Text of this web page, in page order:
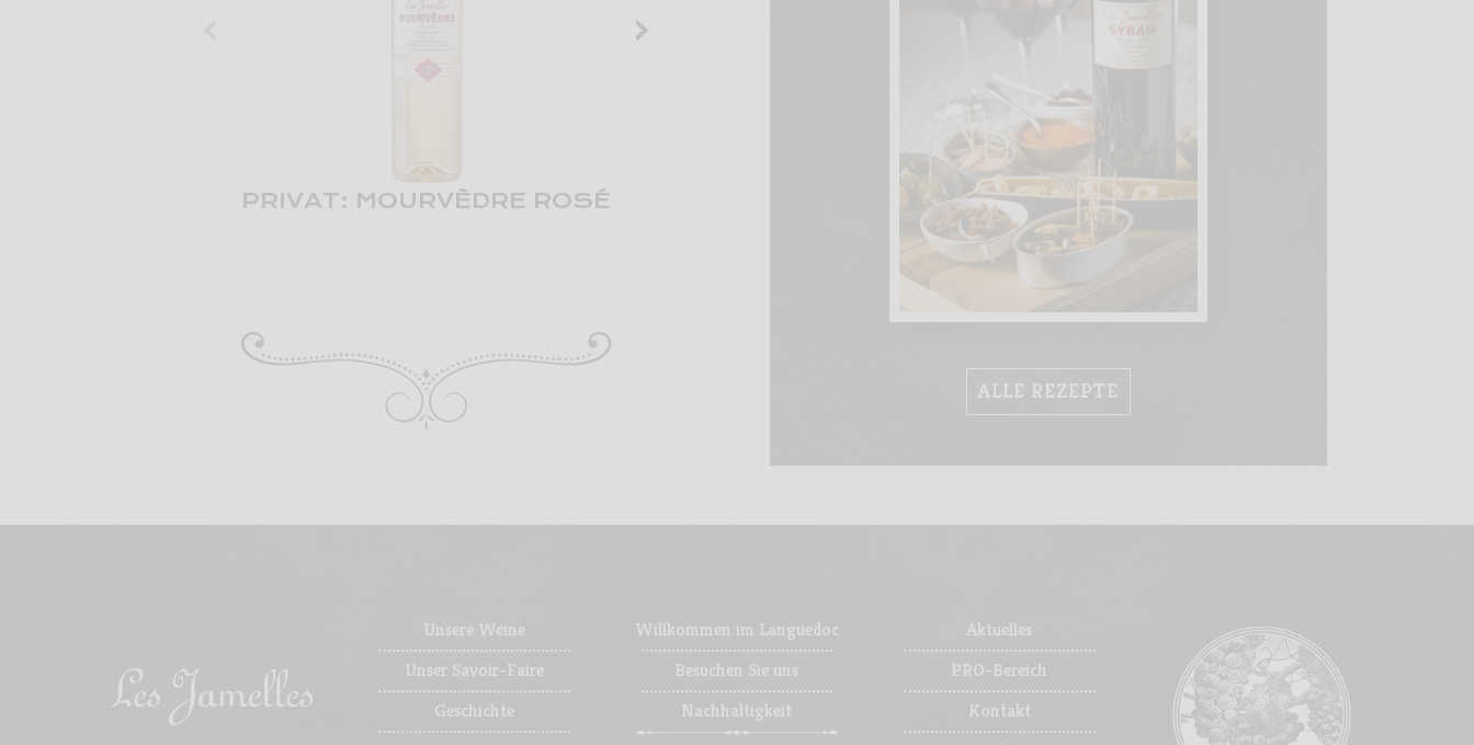
PRIVAT: MOURVÈDRE ROSÉ
›
ALLE REZEPTE
Unsere Weine
Unser Savoir-Faire
Geschichte
Willkommen im Languedoc
Besuchen Sie uns
Nachhaltigkeit
Aktuelles
PRO-Bereich
Kontakt